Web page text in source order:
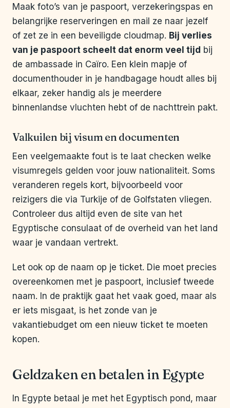
Maak foto’s van je paspoort, verzekeringspas en
belangrijke reserveringen en mail ze naar jezelf
of zet ze in een beveiligde cloudmap. Bij verlies
van je paspoort scheelt dat enorm veel tijd bij
de ambassade in Caïro. Een klein mapje of
documenthouder in je handbagage houdt alles bij
elkaar, zeker handig als je meerdere
binnenlandse vluchten hebt of de nachttrein pakt.
Valkuilen bij visum en documenten
Een veelgemaakte fout is te laat checken welke
visumregels gelden voor jouw nationaliteit. Soms
veranderen regels kort, bijvoorbeeld voor
reizigers die via Turkije of de Golfstaten vliegen.
Controleer dus altijd even de site van het
Egyptische consulaat of de overheid van het land
waar je vandaan vertrekt.
Let ook op de naam op je ticket. Die moet precies
overeenkomen met je paspoort, inclusief tweede
naam. In de praktijk gaat het vaak goed, maar als
er iets misgaat, is het zonde van je
vakantiebudget om een nieuw ticket te moeten
kopen.
Geldzaken en betalen in Egypte
In Egypte betaal je met het Egyptisch pond, maar